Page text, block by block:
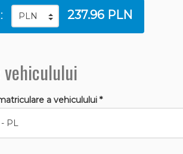
237.96 PLN
vehiculului
a vehiculului *